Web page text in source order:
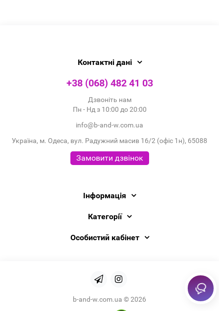
Контактні дані
+38 (068) 482 41 03
Дзвоніть нам
Пн - Нд з 10:00 до 20:00
info@b-and-w.com.ua
Україна, м. Одеса, вул. Радужний масив 16/2 (офіс 1н), 65088
Замовити дзвінок
Інформація
Категорії
Особистий кабінет
b-and-w.com.ua © 2026